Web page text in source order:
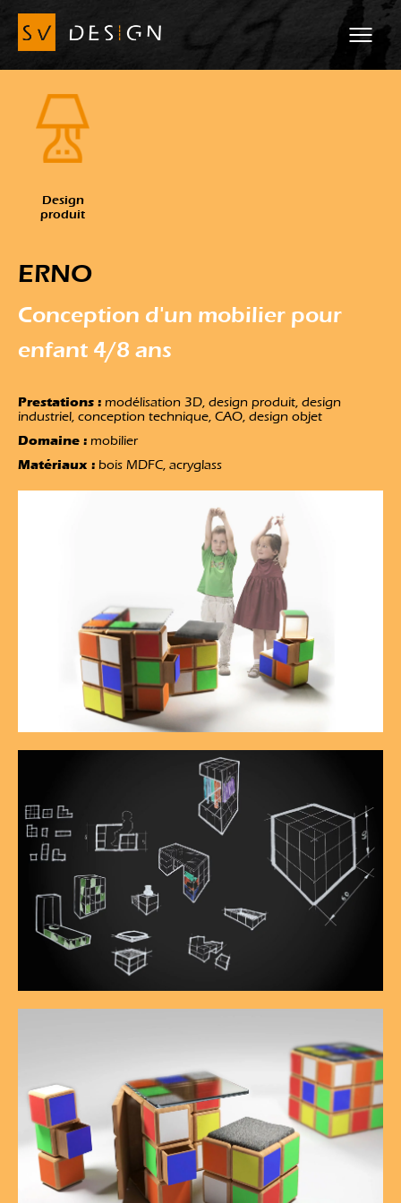
Design
produit
ERNO
Conception d'un mobilier pour
enfant 4/8 ans
Prestations : modélisation 3D, design produit, design
industriel, conception technique, CAO, design objet
Domaine : mobilier
Matériaux : bois MDFC, acryglass